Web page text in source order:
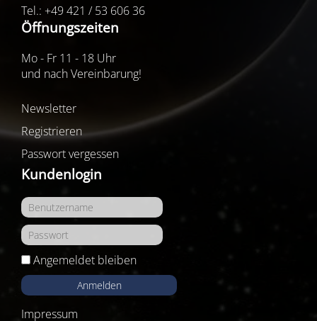
Tel.: +49 421 / 53 606 36
Öffnungszeiten
Mo - Fr 11 - 18 Uhr
und nach Vereinbarung!
Newsletter
Registrieren
Passwort vergessen
Kundenlogin
Angemeldet bleiben
Anmelden
Impressum